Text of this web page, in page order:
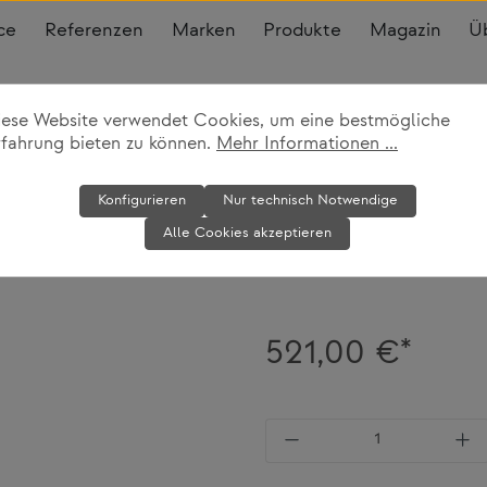
Referenzen Marken Produkte Magazin
Wandhaken-
521,00 €*
Produkt Anzahl:
Website verwendet Cookies, um eine bestmögliche
bieten zu können. Mehr Informationen ...
Nur technisch Notwendige
Konfigurieren
Alle Cookies akzeptieren